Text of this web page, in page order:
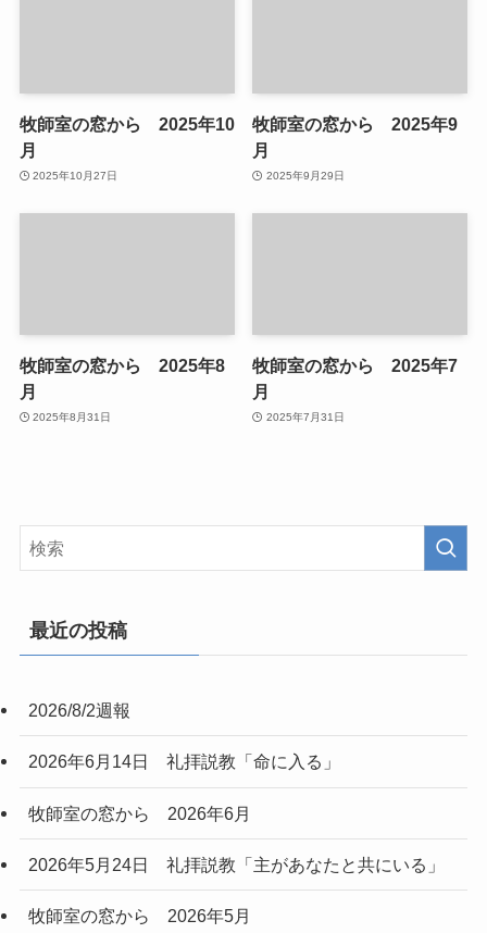
牧師室の窓から 2025年10
月
2025年10月27日
牧師室の窓から 2025年9
月
2025年9月29日
牧師室の窓から 2025年8
月
2025年8月31日
牧師室の窓から 2025年7
月
2025年7月31日
最近の投稿
2026/8/2週報
2026年6月14日 礼拝説教「命に入る」
牧師室の窓から 2026年6月
2026年5月24日 礼拝説教「主があなたと共にいる」
牧師室の窓から 2026年5月